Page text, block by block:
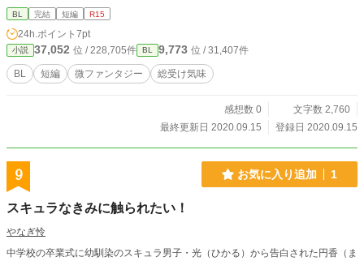
BL 完結 短編 R15
24h.ポイント 7pt
小説 37,052 位 / 228,705件 BL 9,773 位 / 31,407件
BL 短編 微ファンタジー 総受け気味
感想数 0
文字数 2,760
最終更新日 2020.09.15
登録日 2020.09.15
9 お気に入り追加 1
スキュラなきみに触られたい！
やなぎ怜
中学校の卒業式に幼馴染のスキュラ男子・光（ひかる）から告白された円香（ま